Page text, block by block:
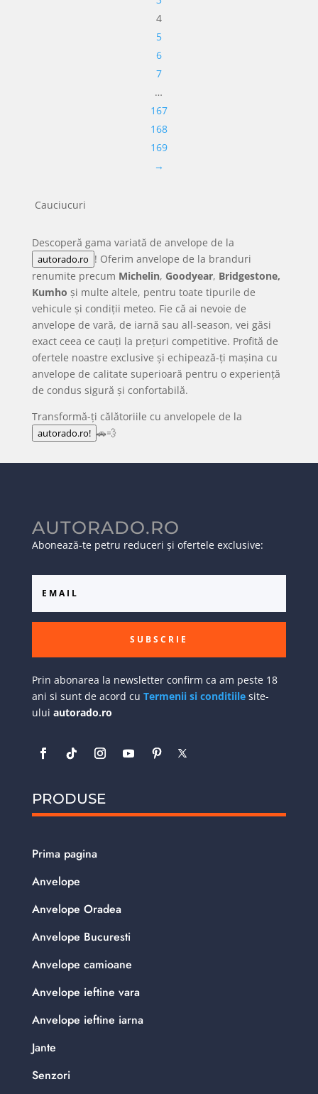
4
5
6
7
…
167
168
169
→
Cauciucuri
Descoperă gama variată de anvelope de la
autorado.ro ! Oferim anvelope de la branduri
renumite precum Michelin, Goodyear, Bridgestone,
Kumho și multe altele, pentru toate tipurile de
vehicule și condiții meteo. Fie că ai nevoie de
anvelope de vară, de iarnă sau all-season, vei găsi
exact ceea ce cauți la prețuri competitive. Profită de
ofertele noastre exclusive și echipează-ți mașina cu
anvelope de calitate superioară pentru o experiență
de condus sigură și confortabilă.
Transformă-ți călătoriile cu anvelopele de la
autorado.ro! 🚗💨
AUTORADO.RO
Abonează-te petru reduceri și ofertele exclusive:
SUBSCRIE
Prin abonarea la newsletter confirm ca am peste 18
ani si sunt de acord cu Termenii si conditiilesite-
ului autorado.ro
PRODUSE
Prima pagina
Anvelope
Anvelope Oradea
Anvelope Bucuresti
Anvelope camioane
Anvelope ieftine vara
Anvelope ieftine iarna
Jante
Senzori